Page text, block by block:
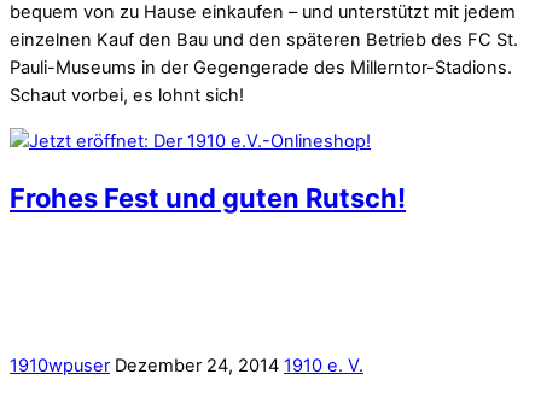
bequem von zu Hause einkaufen – und unterstützt mit jedem
einzelnen Kauf den Bau und den späteren Betrieb des FC St.
Pauli-Museums in der Gegengerade des Millerntor-Stadions.
Schaut vorbei, es lohnt sich!
Frohes Fest und guten Rutsch!
1910wpuser Dezember 24, 2014 1910 e. V.